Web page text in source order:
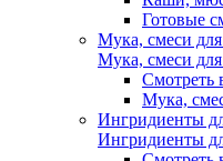
Готовые
Мука, смеси
Мука, смеси
Смотреть
Мука,
Ингридиенты
Ингридиенты